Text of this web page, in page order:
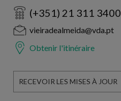
(+351) 21 311 3400
vieiradealmeida@vda.pt
Obtenir l'itinéraire
RECEVOIR LES MISES À JOUR